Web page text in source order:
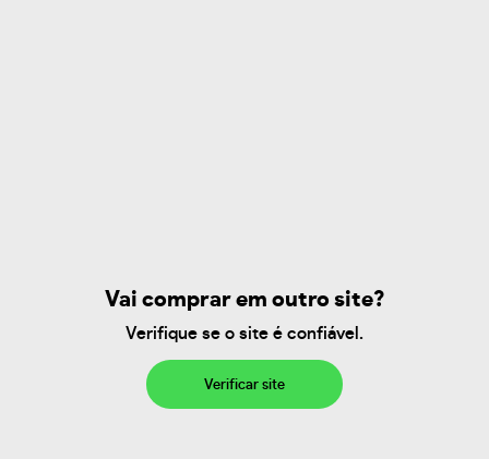
Vai comprar em outro site?
Verifique se o site é confiável.
Verificar site